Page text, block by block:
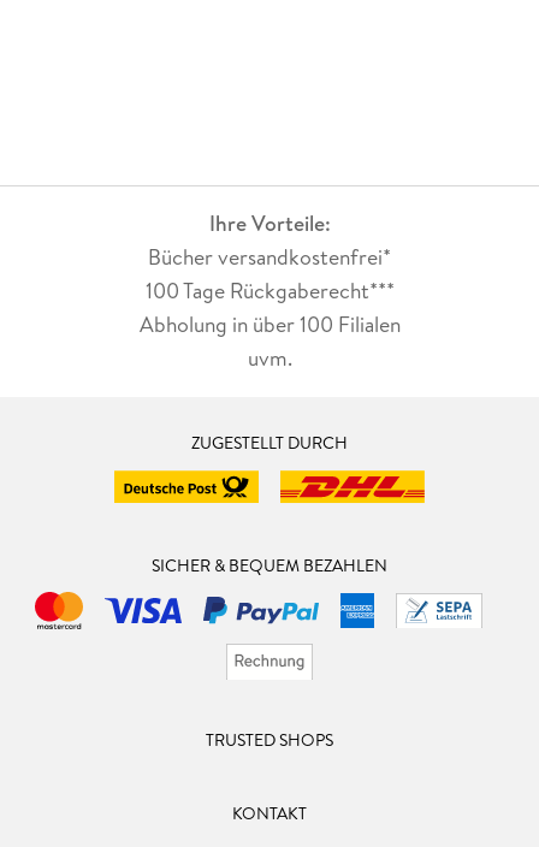
Ihre Vorteile:
Bücher versandkostenfrei*
100 Tage Rückgaberecht***
Abholung in über 100 Filialen
uvm.
ZUGESTELLT DURCH
SICHER & BEQUEM BEZAHLEN
TRUSTED SHOPS
KONTAKT